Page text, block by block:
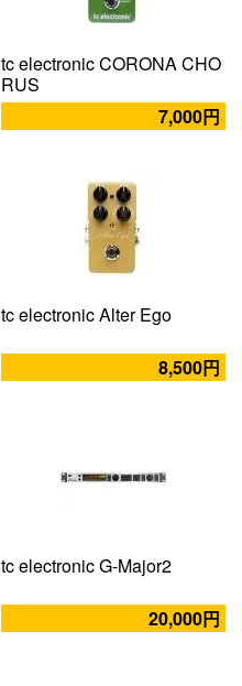
tc electronic CORONA CHO
RUS
7,000円
tc electronic Alter Ego
8,500円
tc electronic G-Major2
20,000円